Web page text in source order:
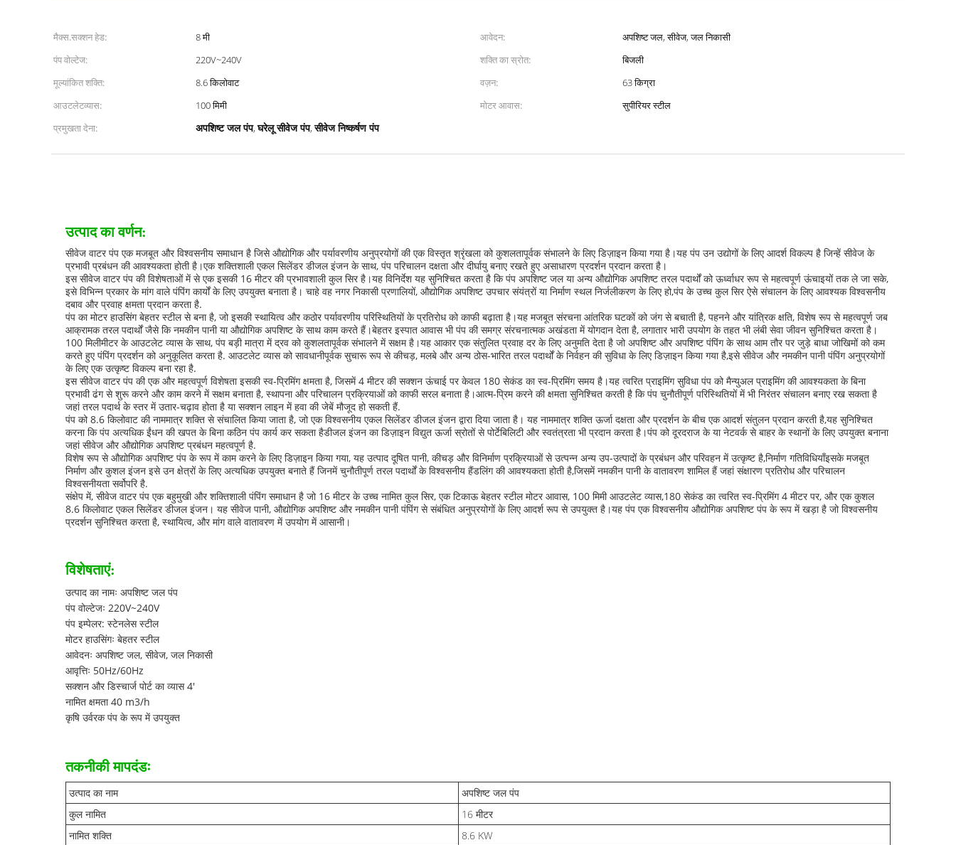
मैक्स.सक्शन हेड: 8 मी आवेदन:
अपशिष्ट जल, सीवेज, जल निकासी
पंप वोल्टेज:
220V~240V शक्ति का स्रोत:
बिजली
मूल्यांकित शक्ति:
8.6 किलोवाट वज़न:
63 किग्रा
आउटलेटव्यास:
100 मिमी मोटर आवास:
सुपीरियर स्टील
प्रमुखता देना:
अपशिष्ट जल पंप,घरेलू सीवेज पंप,सीवेज निष्कर्षण पंप
उत्पाद का वर्णन:
सीवेज वाटर पंप एक मजबूत और विश्वसनीय समाधान है जिसे औद्योगिक और पर्यावरणीय अनुप्रयोगों की एक विस्तृत श्रृंखला को कुशलतापूर्वक संभालने के लिए डिज़ाइन किया गया है।यह पंप उन उद्योगों के लिए आदर्श विकल्प है जिन्हें सीवेज के
प्रभावी प्रबंधन की आवश्यकता होती है।एक शक्तिशाली एकल सिलेंडर डीजल इंजन के साथ, पंप परिचालन दक्षता और दीर्घायु बनाए रखते हुए असाधारण प्रदर्शन प्रदान करता है।
इस सीवेज वाटर पंप की विशेषताओं में से एक इसकी 16 मीटर की प्रभावशाली कुल सिर है।यह विनिर्देश यह सुनिश्चित करता है कि पंप अपशिष्ट जल या अन्य औद्योगिक अपशिष्ट तरल पदार्थों को ऊर्ध्वाधर रूप से महत्वपूर्ण ऊंचाइयों तक ले जा सके,
इसे विभिन्न प्रकार के मांग वाले पंपिंग कार्यों के लिए उपयुक्त बनाता है। चाहे वह नगर निकासी प्रणालियों, औद्योगिक अपशिष्ट उपचार संयंत्रों या निर्माण स्थल निर्जलीकरण के लिए हो,पंप के उच्च कुल सिर ऐसे संचालन के लिए आवश्यक विश्वसनीय
दबाव और प्रवाह क्षमता प्रदान करता है.
पंप का मोटर हाउसिंग बेहतर स्टील से बना है, जो इसकी स्थायित्व और कठोर पर्यावरणीय परिस्थितियों के प्रतिरोध को काफी बढ़ाता है।यह मजबूत संरचना आंतरिक घटकों को जंग से बचाती है, पहनने और यांत्रिक क्षति, विशेष रूप से महत्वपूर्ण जब
आक्रामक तरल पदार्थों जैसे कि नमकीन पानी या औद्योगिक अपशिष्ट के साथ काम करते हैं।बेहतर इस्पात आवास भी पंप की समग्र संरचनात्मक अखंडता में योगदान देता है, लगातार भारी उपयोग के तहत भी लंबी सेवा जीवन सुनिश्चित करता है।
100 मिलीमीटर के आउटलेट व्यास के साथ, पंप बड़ी मात्रा में द्रव को कुशलतापूर्वक संभालने में सक्षम है।यह आकार एक संतुलित प्रवाह दर के लिए अनुमति देता है जो अपशिष्ट और अपशिष्ट पंपिंग के साथ आम तौर पर जुड़े बाधा जोखिमों को कम
करते हुए पंपिंग प्रदर्शन को अनुकूलित करता है. आउटलेट व्यास को सावधानीपूर्वक सुचारू रूप से कीचड़, मलबे और अन्य ठोस-भारित तरल पदार्थों के निर्वहन की सुविधा के लिए डिज़ाइन किया गया है,इसे सीवेज और नमकीन पानी पंपिंग अनुप्रयोगों
के लिए एक उत्कृष्ट विकल्प बना रहा है.
इस सीवेज वाटर पंप की एक और महत्वपूर्ण विशेषता इसकी स्व-प्रिमिंग क्षमता है, जिसमें 4 मीटर की सक्शन ऊंचाई पर केवल 180 सेकंड का स्व-प्रिमिंग समय है।यह त्वरित प्राइमिंग सुविधा पंप को मैन्युअल प्राइमिंग की आवश्यकता के बिना
प्रभावी ढंग से शुरू करने और काम करने में सक्षम बनाता है, स्थापना और परिचालन प्रक्रियाओं को काफी सरल बनाता है।आत्म-प्रिम करने की क्षमता सुनिश्चित करती है कि पंप चुनौतीपूर्ण परिस्थितियों में भी निरंतर संचालन बनाए रख सकता है
जहां तरल पदार्थ के स्तर में उतार-चढ़ाव होता है या सक्शन लाइन में हवा की जेबें मौजूद हो सकती हैं.
पंप को 8.6 किलोवाट की नाममात्र शक्ति से संचालित किया जाता है, जो एक विश्वसनीय एकल सिलेंडर डीजल इंजन द्वारा दिया जाता है। यह नाममात्र शक्ति ऊर्जा दक्षता और प्रदर्शन के बीच एक आदर्श संतुलन प्रदान करती है,यह सुनिश्चित
करना कि पंप अत्यधिक ईंधन की खपत के बिना कठिन पंप कार्य कर सकता हैडीजल इंजन का डिज़ाइन विद्युत ऊर्जा स्रोतों से पोर्टेबिलिटी और स्वतंत्रता भी प्रदान करता है।पंप को दूरदराज के या नेटवर्क से बाहर के स्थानों के लिए उपयुक्त बनाना
जहां सीवेज और औद्योगिक अपशिष्ट प्रबंधन महत्वपूर्ण है.
विशेष रूप से औद्योगिक अपशिष्ट पंप के रूप में काम करने के लिए डिज़ाइन किया गया, यह उत्पाद दूषित पानी, कीचड़ और विनिर्माण प्रक्रियाओं से उत्पन्न अन्य उप-उत्पादों के प्रबंधन और परिवहन में उत्कृष्ट है,निर्माण गतिविधियाँइसके मजबूत
निर्माण और कुशल इंजन इसे उन क्षेत्रों के लिए अत्यधिक उपयुक्त बनाते हैं जिनमें चुनौतीपूर्ण तरल पदार्थों के विश्वसनीय हैंडलिंग की आवश्यकता होती है,जिसमें नमकीन पानी के वातावरण शामिल हैं जहां संक्षारण प्रतिरोध और परिचालन
विश्वसनीयता सर्वोपरि है.
संक्षेप में, सीवेज वाटर पंप एक बहुमुखी और शक्तिशाली पंपिंग समाधान है जो 16 मीटर के उच्च नामित कुल सिर, एक टिकाऊ बेहतर स्टील मोटर आवास, 100 मिमी आउटलेट व्यास,180 सेकंड का त्वरित स्व-प्रिमिंग 4 मीटर पर, और एक कुशल
8.6 किलोवाट एकल सिलेंडर डीजल इंजन। यह सीवेज पानी, औद्योगिक अपशिष्ट और नमकीन पानी पंपिंग से संबंधित अनुप्रयोगों के लिए आदर्श रूप से उपयुक्त है।यह पंप एक विश्वसनीय औद्योगिक अपशिष्ट पंप के रूप में खड़ा है जो विश्वसनीय
प्रदर्शन सुनिश्चित करता है, स्थायित्व, और मांग वाले वातावरण में उपयोग में आसानी।
विशेषताएं:
उत्पाद का नामः अपशिष्ट जल पंप
पंप वोल्टेजः 220V~240V
पंप इम्पेलर: स्टेनलेस स्टील
मोटर हाउसिंगः बेहतर स्टील
आवेदनः अपशिष्ट जल, सीवेज, जल निकासी
आवृत्तिः 50Hz/60Hz
सक्शन और डिस्चार्ज पोर्ट का व्यास 4'
नामित क्षमता 40 m3/h
कृषि उर्वरक पंप के रूप में उपयुक्त
तकनीकी मापदंडः
उत्पाद का नाम
अपशिष्ट जल पंप
कुल नामित
16 मीटर
नामित शक्ति
8.6 KW